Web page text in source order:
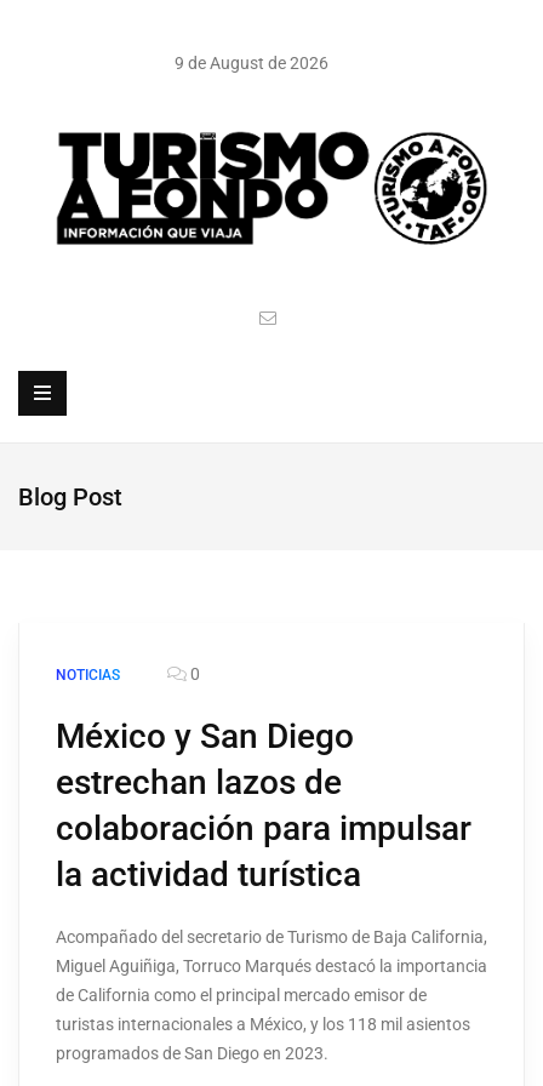
9 de August de 2026
Blog Post
NOTICIAS 0
México y San Diego
estrechan lazos de
colaboración para impulsar
la actividad turística
Acompañado del secretario de Turismo de Baja California,
Miguel Aguiñiga, Torruco Marqués destacó la importancia
de California como el principal mercado emisor de
turistas internacionales a México, y los 118 mil asientos
programados de San Diego en 2023.